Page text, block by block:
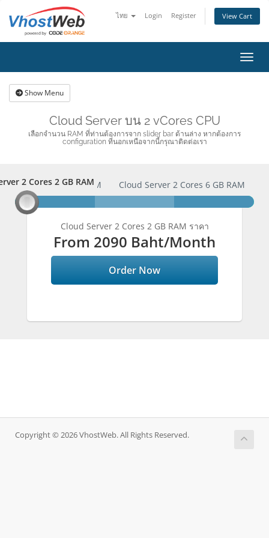
ไทย Login Register View Cart
Show Menu
Cloud Server บน 2 vCores CPU
เลือกจำนวน RAM ที่ท่านต้องการจาก slider bar ด้านล่าง หากต้องการ
configuration ที่นอกเหนือจากนี้กรุณาติดต่อเรา
here we go
2 Cores 2 GB RAM
2 Cores 2 GB RAM Cloud Server 2 Cores 6 GB RAM
Cloud Server 2 Cores 2 GB RAM ราคา
From 2090 Baht/Month
Order Now
Copyright © 2026 VhostWeb. All Rights Reserved.